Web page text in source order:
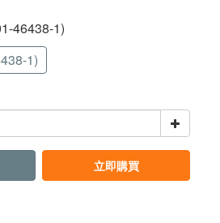
46438-1)
1)
立即購買